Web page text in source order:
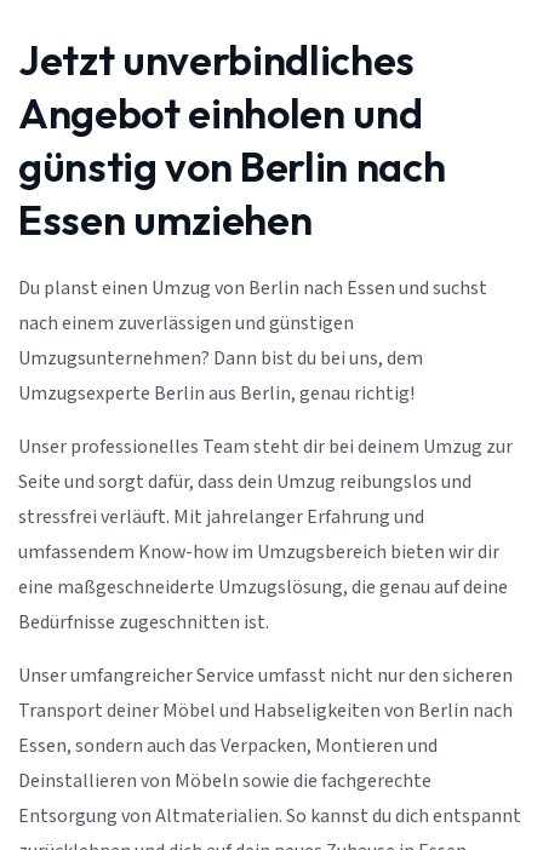
Jetzt unverbindliches
Angebot einholen und
günstig von Berlin nach
Essen umziehen
Du planst einen Umzug von Berlin nach Essen und suchst
nach einem zuverlässigen und günstigen
Umzugsunternehmen? Dann bist du bei uns, dem
Umzugsexperte Berlin aus Berlin, genau richtig!
Unser professionelles Team steht dir bei deinem Umzug zur
Seite und sorgt dafür, dass dein Umzug reibungslos und
stressfrei verläuft. Mit jahrelanger Erfahrung und
umfassendem Know-how im Umzugsbereich bieten wir dir
eine maßgeschneiderte Umzugslösung, die genau auf deine
Bedürfnisse zugeschnitten ist.
Unser umfangreicher Service umfasst nicht nur den sicheren
Transport deiner Möbel und Habseligkeiten von Berlin nach
Essen, sondern auch das Verpacken, Montieren und
Deinstallieren von Möbeln sowie die fachgerechte
Entsorgung von Altmaterialien. So kannst du dich entspannt